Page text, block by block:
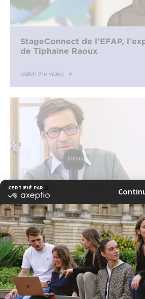
StageConnect de l'EFAP,
de Tiphaine Raoux
watch the video
EFAP Alumni : Fondateur -
communication Press for You
Bardamu
watch the video